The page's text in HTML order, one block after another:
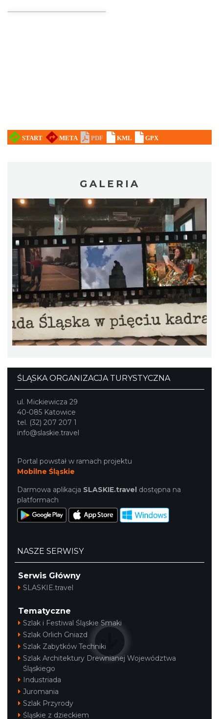
Katowice
10.30 km
Alicja Majewska & Włodzimierz Korcz &
Warsaw String Quartet - Jubileusz
Katowice
2026-09-18
10.45 km
2026-10-03
10.45 km
Henryk Miśkiewicz – 75 lat Mistrza i Goście
Katowice
2026-10-18
10.45 km
Muzyka zespołu Metallica symfonicznie
Katowice
10.63 km
OFF Festival 2026
GALERIA
ŚLĄSKA ORGANIZACJA TURYSTYCZNA
ul. Mickiewicza 29
40-085 Katowice
tel. (32) 207 207 1
info@slaskie.travel
Portal powstał w ramach projektu
Mobilne Śląskie
Darmowa aplikacja SLASKIE.travel dostępna na
platformach
NASZE SERWISY
Serwis Główny
SLASKIE.travel
Tematyczne
Szlak i Festiwal Śląskie Smaki
Szlak Orlich Gniazd
Szlak Zabytków Techniki
Szlak Architektury Drewnianej Województwa
Śląskiego
Industriada
Juromania
Szlak Przyrody
Śląskie z dzieckiem